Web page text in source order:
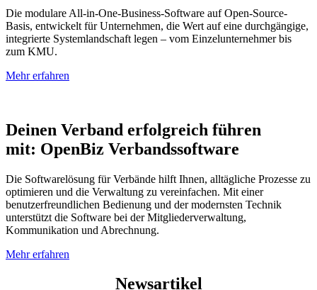
Die modulare All-in-One-Business-Software auf Open-Source-
Basis, entwickelt für Unternehmen, die Wert auf eine durchgängige,
integrierte Systemlandschaft legen – vom Einzelunternehmer bis
zum KMU.
Mehr erfahren
Deinen Verband erfolgreich führen
mit: OpenBiz Verbandssoftware
Die Softwarelösung für Verbände hilft Ihnen, alltägliche Prozesse zu
optimieren und die Verwaltung zu vereinfachen. Mit einer
benutzerfreundlichen Bedienung und der modernsten Technik
unterstützt die Software bei der Mitgliederverwaltung,
Kommunikation und Abrechnung.
Mehr erfahren
Newsartikel